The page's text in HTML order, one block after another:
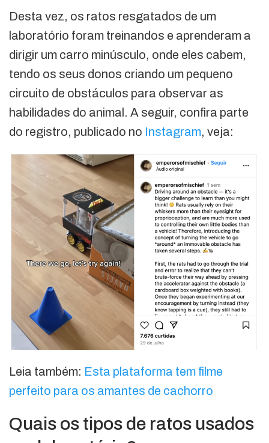
Desta vez, os ratos resgatados de um
laboratório foram treinandos e aprenderam a
dirigir um carro minúsculo, onde eles cabem,
tendo os seus donos criando um pequeno
circuito de obstáculos para observar as
habilidades do animal. A seguir, confira parte
do registro, publicado no Instagram, veja:
Leia também: Esta plataforma tem filme
perfeito para os amantes de cachorro
Quais os tipos de ratos usados